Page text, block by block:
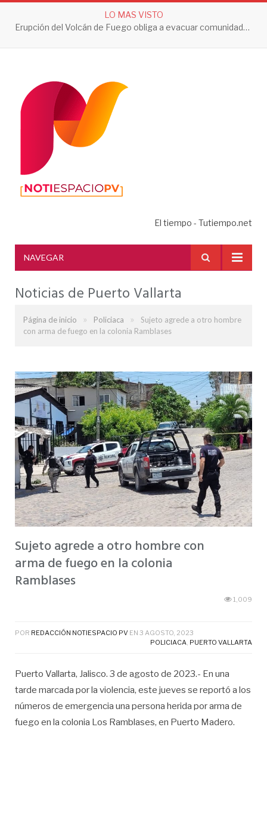
LO MAS VISTO
Erupción del Volcán de Fuego obliga a evacuar comunidades y mantiene en alerta a Guatemala
El tiempo - Tutiempo.net
NAVEGAR
Noticias de Puerto Vallarta
Página de inicio » Policiaca »
Sujeto agrede a otro hombre
con arma de fuego en la colonia Ramblases
Sujeto agrede a otro hombre con
arma de fuego en la colonia
Ramblases
1,009
POR REDACCIÓN NOTIESPACIO PV EN 3 AGOSTO, 2023
POLICIACA, PUERTO VALLARTA
Puerto Vallarta, Jalisco. 3 de agosto de 2023.- En una
tarde marcada por la violencia, este jueves se reportó a los
números de emergencia una persona herida por arma de
fuego en la colonia Los Ramblases, en Puerto Madero.